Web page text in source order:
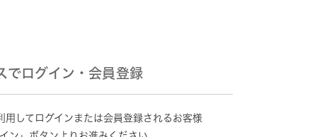
でログイン・会員登録
してログインまたは会員登録されるお客様